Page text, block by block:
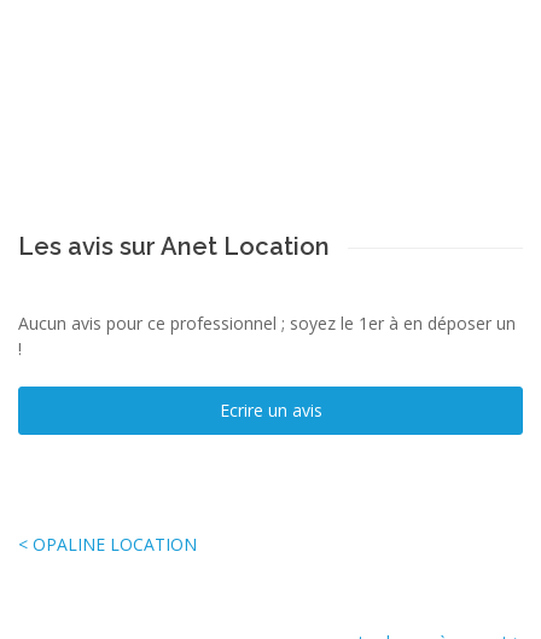
Les avis sur Anet Location
Aucun avis pour ce professionnel ; soyez le 1er à en déposer un
!
Ecrire un avis
< OPALINE LOCATION